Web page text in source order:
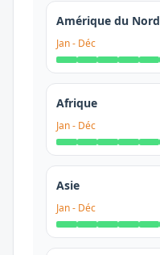
Amérique du Nord
Jan- Déc
Afrique
Jan- Déc
Asie
Jan- Déc